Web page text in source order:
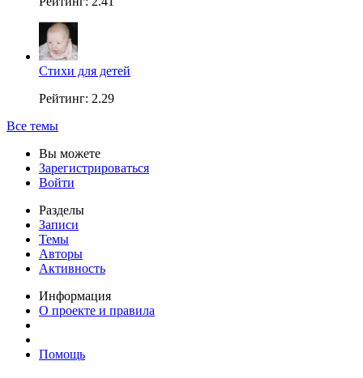
Стихи для детей
Рейтинг: 2.29
Все темы
Вы можете
Зарегистрироваться
Войти
Разделы
Записи
Темы
Авторы
Активность
Информация
О проекте и правила
Помощь